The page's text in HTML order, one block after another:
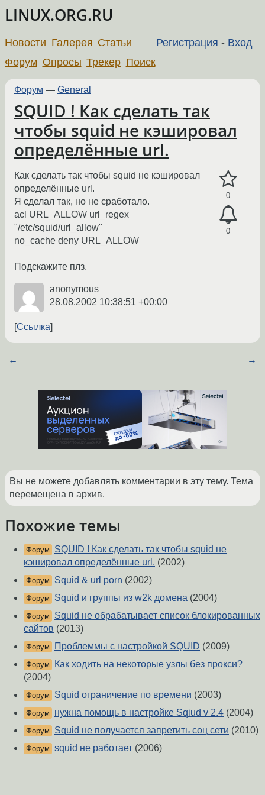
LINUX.ORG.RU
Регистрация - Вход
Новости Галерея Статьи
Форум Опросы Трекер Поиск
Форум — General
SQUID ! Как сделать так
чтобы squid не кэшировал
определённые url.
0
0
Как сделать так чтобы squid не кэшировал
определённые url.
Я сделал так, но не сработало.
acl URL_ALLOW url_regex
"/etc/squid/url_allow"
no_cache deny URL_ALLOW
Подскажите плз.
anonymous
28.08.2002 10:38:51 +00:00
Ссылка
← →
Вы не можете добавлять комментарии в эту тему. Тема
перемещена в архив.
Похожие темы
Форум
SQUID ! Как сделать так чтобы squid не
кэшировал определённые url. (2002)
Форум Squid & url porn (2002)
Форум Squid и группы из w2k домена (2004)
Форум
Squid не обрабатывает список блокированных
сайтов (2013)
Форум Проблеммы с настройкой SQUID (2009)
Форум
Как ходить на некоторые узлы без прокси?
(2004)
Форум Squid ограничение по времени (2003)
Форум нужна помощь в настройке Sqiud v 2.4 (2004)
Форум Squid не получается запретить соц сети (2010)
Форум squid не работает (2006)